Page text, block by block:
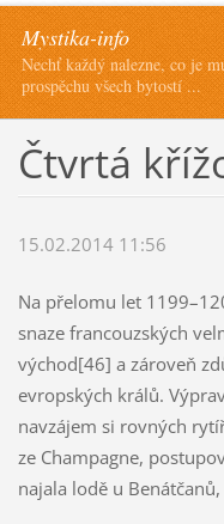
Mystika-info
Nechť každý nalezne, co je
prospěchu všech bytostí ...
Čtvrtá
15.02.2014 11:56
Na přelomu let
snaze francouzských
východ[46] a zároveň
evropských králů.
navzájem si rovných
ze Champagne,
najala lodě u